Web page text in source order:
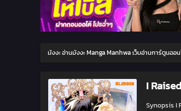
มังงะ อ่านมังงะ Manga Manhwa เว็บอ่านการ์ตูนออ
I
Synopsis I